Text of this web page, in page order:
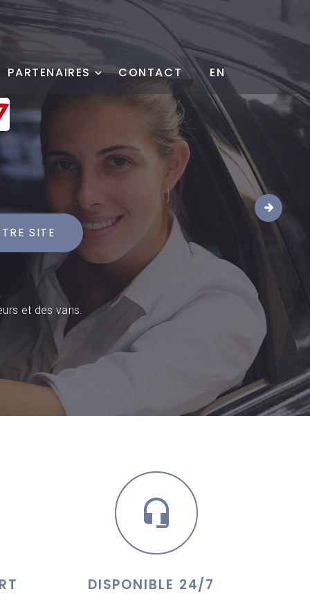
PARTENAIRES CONTACT EN
SITE
et des vans.
DISPONIBLE 24/7